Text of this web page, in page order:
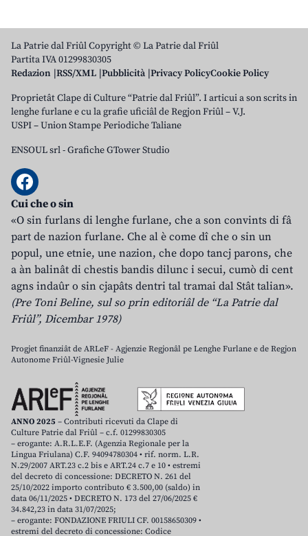
La Patrie dal Friûl Copyright © La Patrie dal Friûl
Partita IVA 01299830305
Redazion RSS/XML Pubblicità Privacy PolicyCookie Policy
Proprietât Clape di Culture “Patrie dal Friûl”. I articui a son scrits in
lenghe furlane e cu la grafie uficiâl de Regjon Friûl – V.J.
USPI – Union Stampe Periodiche Taliane
ENSOUL srl-Grafiche GTower Studio
Cui che o sin
«O sin furlans di lenghe furlane, che a son convints di fâ
part de nazion furlane. Che al è come dî che o sin un
popul, une etnie, une nazion, che dopo tancj parons, che
a àn balinât di chestis bandis dilunc i secui, cumò di cent
agns indaûr o sin cjapâts dentri tal tramai dal Stât talian».
(Pre Toni Beline, sul so prin editoriâl de “La Patrie dal
Friûl”, Dicembar 1978)
Progjet finanziât de ARLeF - Agjenzie Regjonâl pe Lenghe Furlane e de Regjon
Autonome Friûl-Vignesie Julie
ANNO 2025 – Contributi ricevuti da Clape di
Culture Patrie dal Friûl – c.f. 01299830305
– erogante: A.R.L.E.F. (Agenzia Regionale per la
Lingua Friulana) C.F. 94094780304 • rif. norm. L.R.
N.29/2007 ART.23 c.2 bis e ART.24 c.7 e 10 • estremi
del decreto di concessione: DECRETO N. 261 del
25/10/2022 importo contributo € 3.500,00 (saldo) in
data 06/11/2025 • DECRETO N. 173 del 27/06/2025 €
34.842,23 in data 31/07/2025;
– erogante: FONDAZIONE FRIULI CF. 00158650309 •
estremi del decreto di concessione: Codice